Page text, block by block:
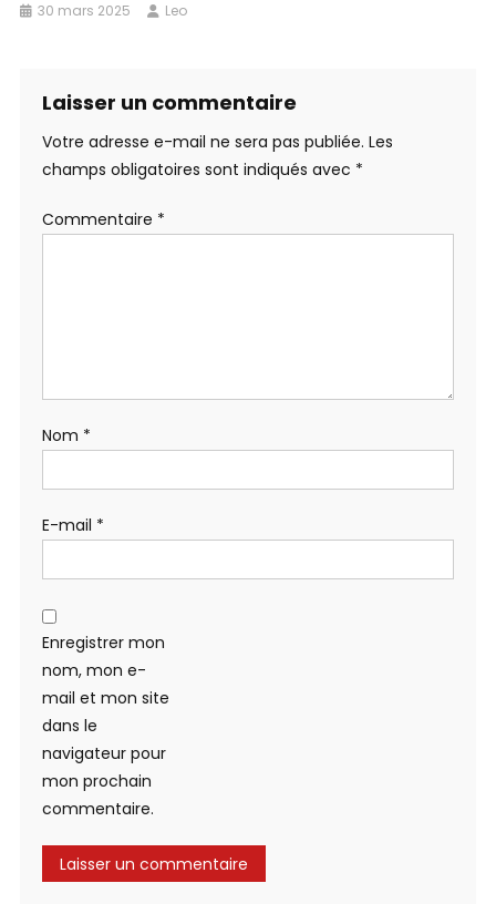
30 mars 2025 Leo
Laisser un commentaire
Votre adresse e-mail ne sera pas publiée. Les
champs obligatoires sont indiqués avec *
Commentaire *
Nom *
E-mail *
Enregistrer mon
nom, mon e-
mail et mon site
dans le
navigateur pour
mon prochain
commentaire.